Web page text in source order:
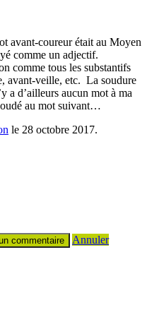
avant-coureur était au Moyen
comme un adjectif.
comme tous les substantifs
avant-veille, etc. La soudure
a d’ailleurs aucun mot à ma
au mot suivant…
le 28 octobre 2017.
Annuler